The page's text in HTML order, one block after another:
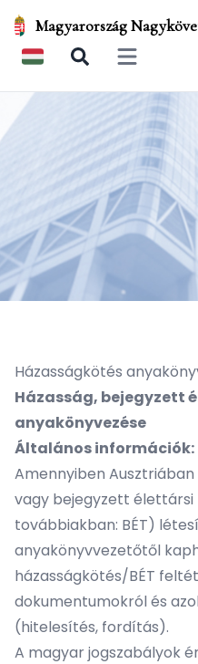
Magyarország
Open main
Házasságkötés
Házasság, bejegyzett
anyakönyvezése
Általános információk:
Amennyiben
vagy bejegyzett
továbbiakban: BÉT)
anyakönyvvezetőtől
házasságkötés/BÉT
dokumentumokról és
(hitelesítés, fordítás).
A magyar jogszabályok